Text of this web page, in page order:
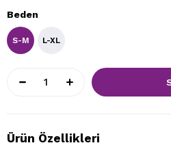
Beden
S-M L-XL
Ürün Özellikleri